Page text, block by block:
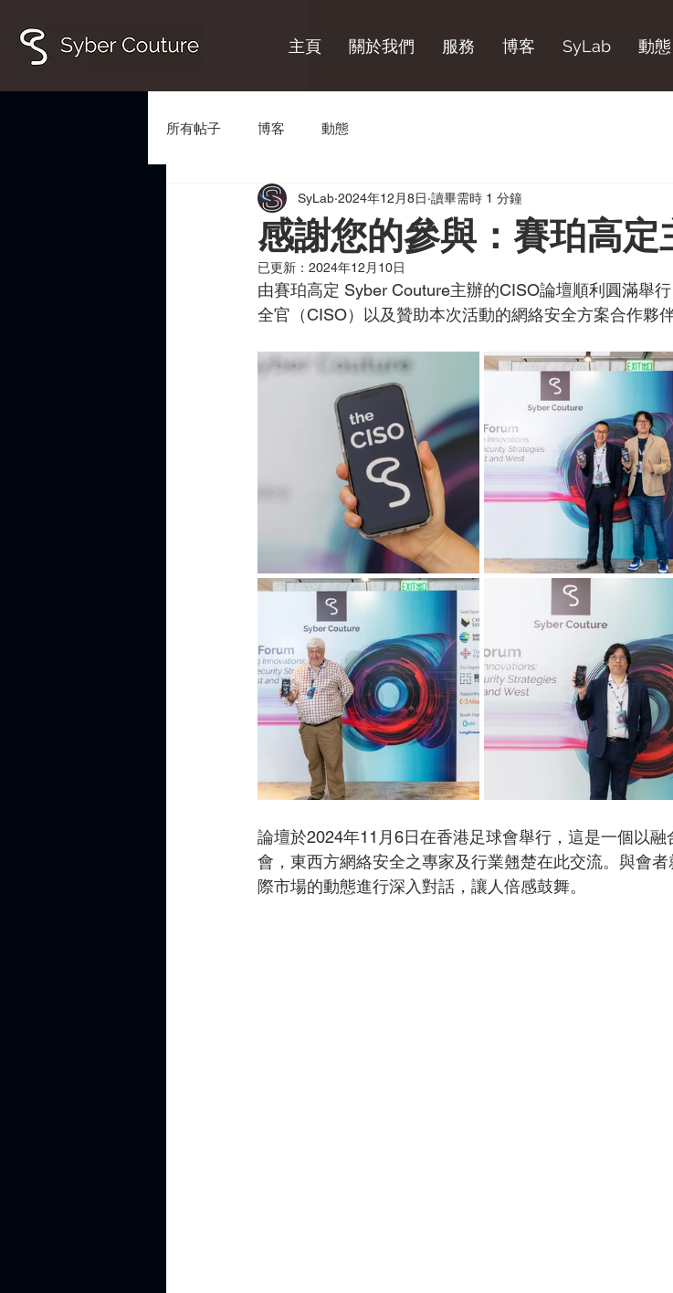
主頁 關於我們 服務 博客 SyLab 動態
所有帖子 博客 動態
感謝您的參與：賽珀高
SyLab 2024年12月8日 讀畢需時 1 分鐘
已更新： 2024年12月10日
由賽珀高定 Syber Couture主辦的CISO論壇順利圓滿舉
全官（CISO）以及贊助本次活動的網絡安全方案合作夥伴
論壇於2024年11月6日在香港足球會舉行，這是一個以
會，東西方網絡安全之專家及行業翹楚在此交流。與會
際市場的動態進行深入對話，讓人倍感鼓舞。